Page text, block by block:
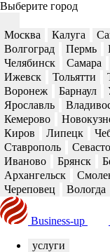
Выберите город
Москва Калуга
Волгоград
Пермь
Челябинск
Самара
Ижевск
Тольятти
Воронеж
Барнаул
Ярославль
Кемерово
Киров
Липецк
Ставрополь
Иваново
Брянск
Архангельск
Череповец
Вологда
Business-up
услуги